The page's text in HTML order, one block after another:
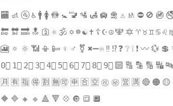
🏧 🚮 🚰 ♿ 🚹 🚺 🚻 🚼 🚾 🛂 🛃 🛄 🛅 ⚠ 🚸 ⛔ 🚫
🔚 🔛 🔜 🔝 🛐 ⚛ 🕉 ✡ ☸ ☯ ✝ ☦ ☪ ☮ 🕎 🔯 ♈ ♉ ♊ ♋
🎦 🔅 🔆 📶 📳 📴 ♀ ♂ ⚧ ✖➖♾ ‼ ⁉ ❓ ❔ ❕ ❗ 〰
0⃣ 1⃣ 2⃣ 3⃣ 4⃣ 5⃣ 6⃣ 7⃣ 8⃣ 9⃣ 🔟 🔠 🔡 🔢
🈷 🈶 🈯 🉐 🈹 🈚🉑 🈸 🈴 🈳 ㊗ ㊙ 🈺 🈵 🔴 🟠 🟡
🔶 🔷 🔸 🔹 🔺 🔻 💠 🔘 🔳 🔲